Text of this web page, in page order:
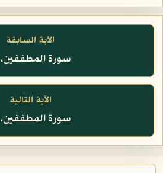
الآية السابقة
سورة المطففين، ١٩
الآية التالية
سورة المطففين، ٢١